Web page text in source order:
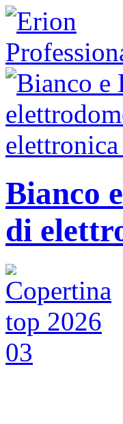
Bianco
di